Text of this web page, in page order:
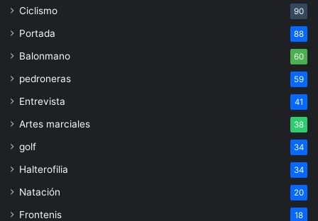
Ciclismo 90
Portada 88
Balonmano 60
pedroneras 59
Entrevista 41
Artes marciales 38
golf 34
Halterofilia 34
Natación 20
Frontenis 18